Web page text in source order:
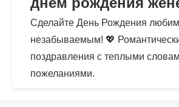
Сделайте День Рождения
незабываемым! 💖
поздравления с теплыми
пожеланиями.